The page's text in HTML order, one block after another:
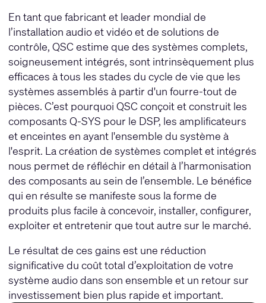
En tant que fabricant et leader mondial de
l’installation audio et vidéo et de solutions de
contrôle, QSC estime que des systèmes complets,
soigneusement intégrés, sont intrinsèquement plus
efficaces à tous les stades du cycle de vie que les
systèmes assemblés à partir d'un fourre-tout de
pièces. C’est pourquoi QSC conçoit et construit les
composants Q-SYS pour le DSP, les amplificateurs
et enceintes en ayant l'ensemble du système à
l'esprit. La création de systèmes complet et intégrés
nous permet de réfléchir en détail à l’harmonisation
des composants au sein de l’ensemble. Le bénéfice
qui en résulte se manifeste sous la forme de
produits plus facile à concevoir, installer, configurer,
exploiter et entretenir que tout autre sur le marché.
Le résultat de ces gains est une réduction
significative du coût total d’exploitation de votre
système audio dans son ensemble et un retour sur
investissement bien plus rapide et important.